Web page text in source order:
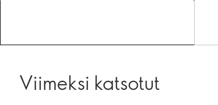
Viimeksi katsotut